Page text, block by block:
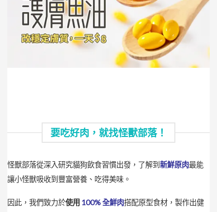
要吃好肉，就找怪獸部落！
怪獸部落從深入研究貓狗飲食習慣出發，了解到 新鮮原肉最能
讓小怪獸吸收到豐富營養、吃得美味。
因此，我們致力於使用 100% 全鮮肉搭配原型食材，製作出健